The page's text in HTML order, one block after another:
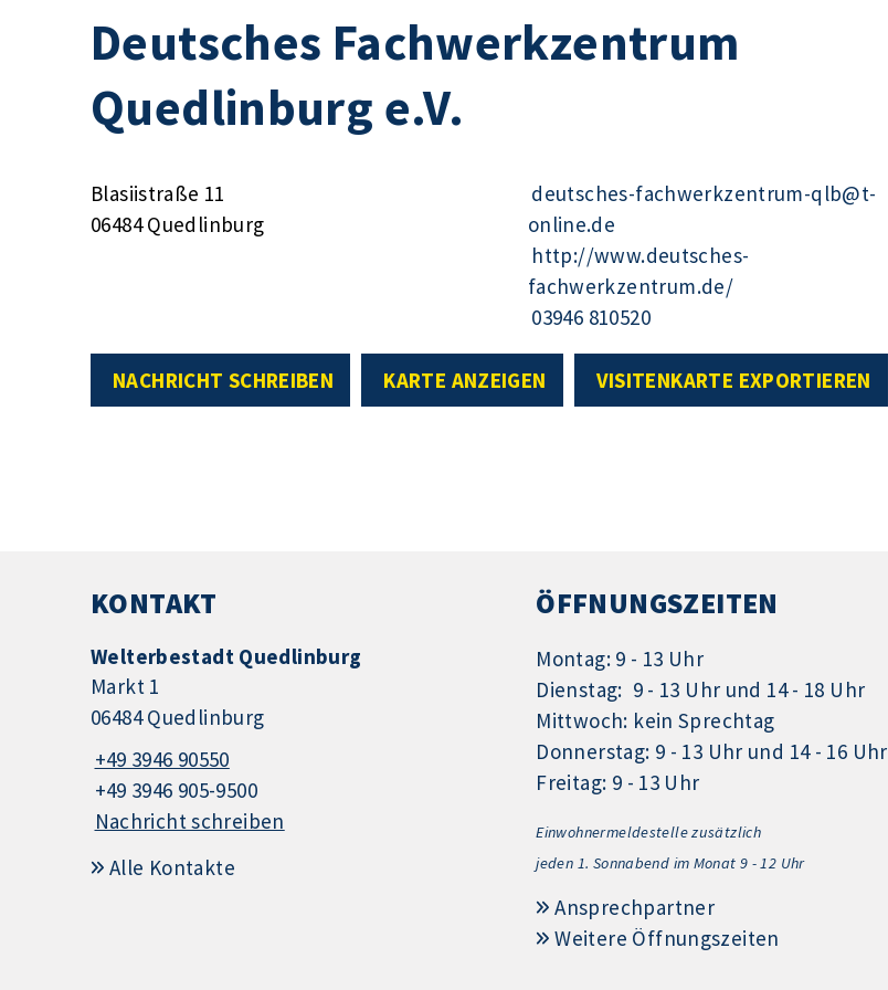
Deutsches Fachwerkzentrum
Quedlinburg e.V.
Blasiistraße 11
06484 Quedlinburg
deutsches-fachwerkzentrum-qlb@t-
online.de
http://www.deutsches-
fachwerkzentrum.de/
03946 810520
NACHRICHT SCHREIBEN KARTE ANZEIGEN VISITENKARTE EXPORTIEREN
KONTAKT
Welterbestadt Quedlinburg
Markt 1
06484 Quedlinburg
+49 3946 90550
+49 3946 905-9500
Nachricht schreiben
Alle Kontakte
ÖFFNUNGSZEITEN
Montag: 9 - 13 Uhr
Dienstag: 9 - 13 Uhr und 14 - 18 Uhr
Mittwoch: kein Sprechtag
Donnerstag: 9 - 13 Uhr und 14 - 16 Uhr
Freitag: 9 - 13 Uhr
Einwohnermeldestelle zusätzlich
jeden 1. Sonnabend im Monat 9 - 12 Uhr
Ansprechpartner
Weitere Öffnungszeiten